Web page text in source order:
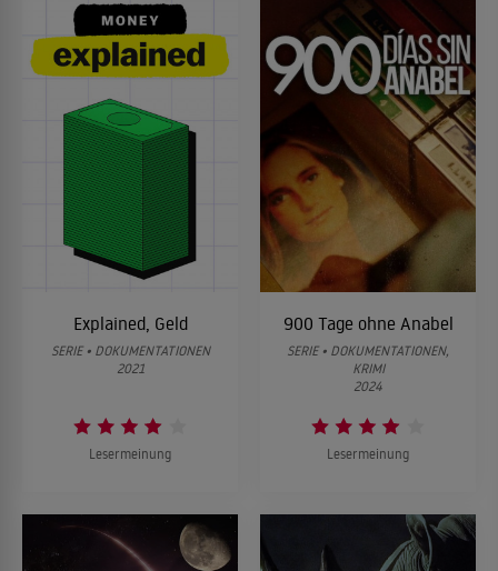
Explained, Geld
SERIE • DOKUMENTATIONEN
2021
Lesermeinung
900 Tage ohne Anabel
SERIE • DOKUMENTATIONEN,
KRIMI
2024
Lesermeinung